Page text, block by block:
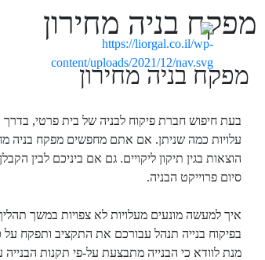
מפקח בניה מחירון
מפקח בניה מחירון
בעת חיפוש חברת פיקוח לבניה של בית פרטי, בדרך
עלויות כמה שניתן. אם אתם מחפשים מפקח בניה
הוצאות בגין תיקון ליקויים. גם אם ביניכם לבין
סיום פרוייקט הבניה.
איך למעשה מונעים מעלויות לא צפויות במשך
בפיקוח בנייה תנהל עבורכם את התקציב ותפקח על
מנת לוודא כי הבנייה מתבצעת על-פי תקנות